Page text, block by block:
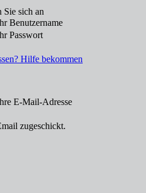
sich an
Benutzername
Passwort
Hilfe bekommen
E-Mail-Adresse
zugeschickt.